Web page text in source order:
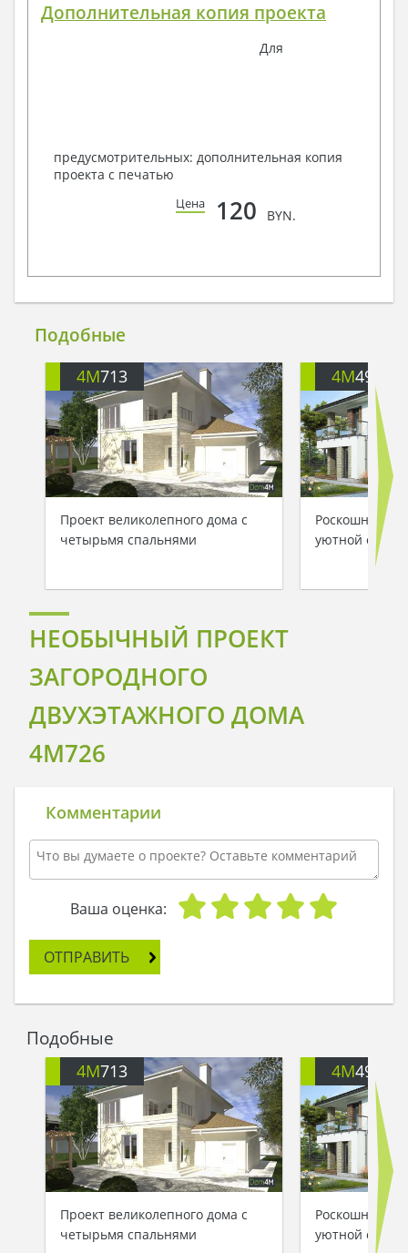
Дополнительная копия проекта
Для
предусмотрительных: дополнительная копия
проекта с печатью
Цена 120 BYN.
Подобные
4M713
Проект великолепного дома с
четырьмя спальнями
4M499
Роскошный
уютной
НЕОБЫЧНЫЙ ПРОЕКТ
ЗАГОРОДНОГО
ДВУХЭТАЖНОГО ДОМА
4M726
Комментарии
Ваша оценка:
ОТПРАВИТЬ
Подобные
4M713
Проект великолепного дома с
четырьмя спальнями
4M499
Роскошный
уютной